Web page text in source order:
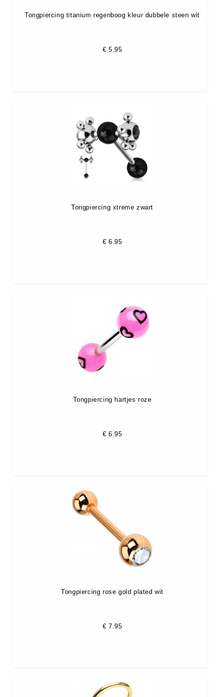
Tongpiercing titanium regenboog kleur dubbele steen wit
€ 5.95
Tongpiercing xtreme zwart
€ 6.95
Tongpiercing hartjes roze
€ 6.95
Tongpiercing rose gold plated wit
€ 7.95